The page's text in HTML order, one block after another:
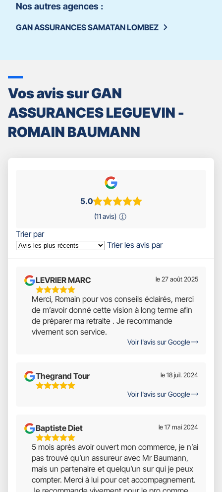
Nos autres agences :
GAN ASSURANCES SAMATAN LOMBEZ
Vos avis sur GAN
ASSURANCES LEGUEVIN -
ROMAIN BAUMANN
5.0
(11 avis)
Trier par
Trier les avis par
LEVRIER MARC
5
Étoiles
Sur
5
le 27 août 2025
Merci, Romain pour vos conseils éclairés, merci
de m’avoir donné cette vision à long terme afin
de préparer ma retraite . Je recommande
vivement son service.
Voir l'avis sur Google
Thegrand Tour
5
le 18 juil. 2024
Voir l'avis sur Google
Baptiste Diet
5
Étoiles
Sur
5
le 17 mai 2024
5 mois après avoir ouvert mon commerce, je n’ai
pas trouvé qu’un assureur avec Mr Baumann,
mais un partenaire et quelqu’un sur qui je peux
compter. Merci à lui pour cet accompagnement.